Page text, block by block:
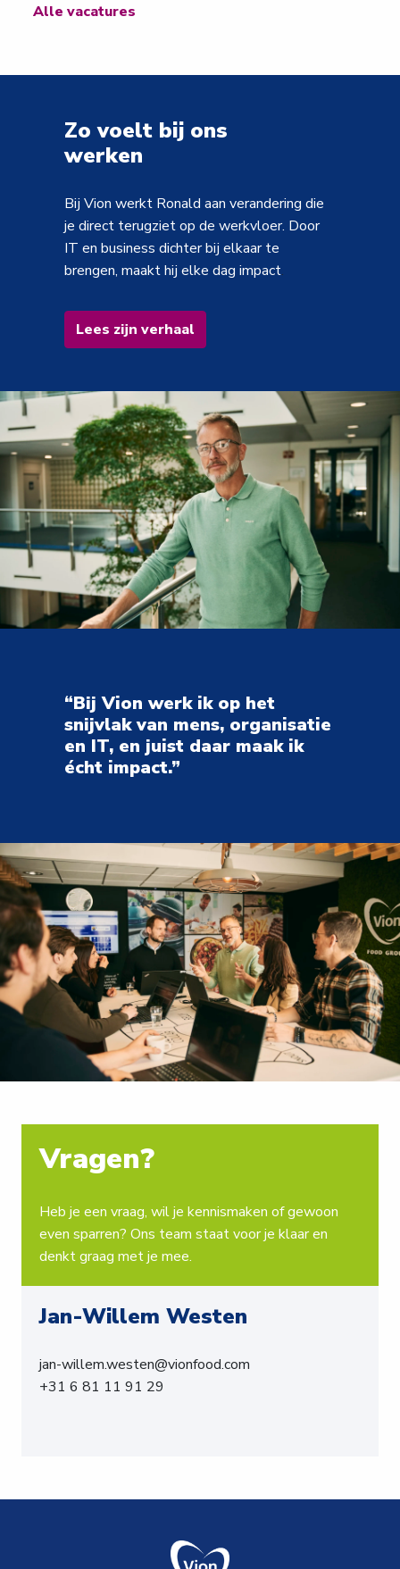
Alle vacatures
Zo voelt bij ons
werken
Bij Vion werkt Ronald aan verandering die
je direct terugziet op de werkvloer. Door
IT en business dichter bij elkaar te
brengen, maakt hij elke dag impact.
Lees zijn verhaal
“Bij Vion werk ik op het
snijvlak van mens, organisatie
en IT, en juist daar maak ik
Vragen?
Heb je een vraag, wil je kennismaken of gewoon
even sparren? Ons team staat voor je klaar en
denkt graag met je mee.
Jan-Willem Westen
jan-willem.westen@vionfood.com
+31 6 81 11 91 29